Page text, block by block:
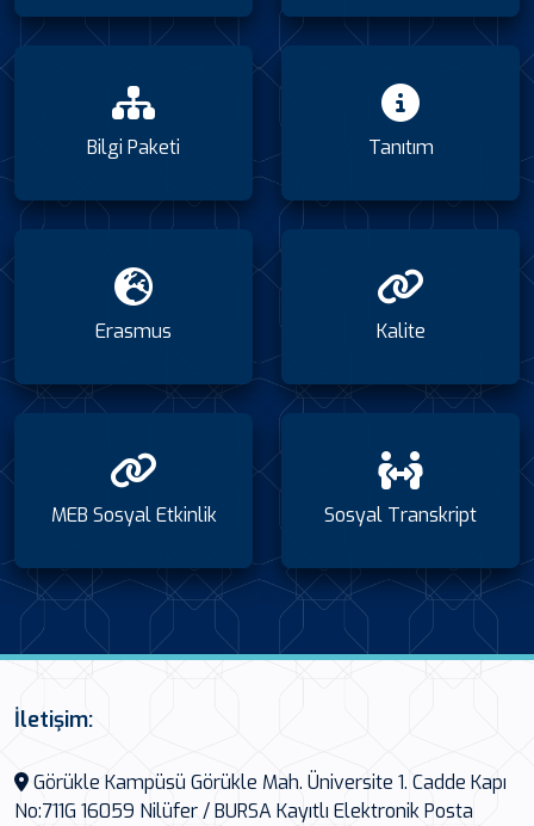
Bilgi Paketi Tanıtım
Erasmus Kalite
MEB Sosyal Etkinlik Sosyal Transkript
İletişim:
Görükle Kampüsü Görükle Mah. Üniversite 1. Cadde Kapı
No:711G 16059 Nilüfer / BURSA Kayıtlı Elektronik Posta